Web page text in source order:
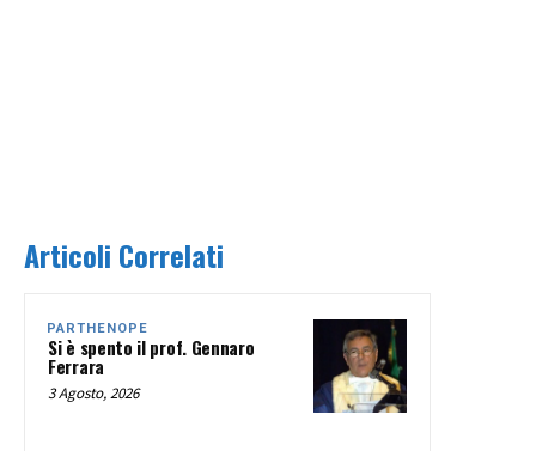
Articoli Correlati
PARTHENOPE
Si è spento il prof. Gennaro
Ferrara
3 Agosto, 2026